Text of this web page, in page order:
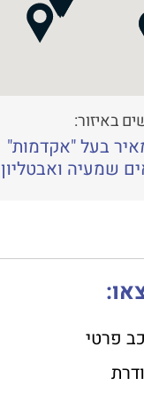
באיזור:
בעל "אקדמות"
שמעיה ואבטליון
פרטי